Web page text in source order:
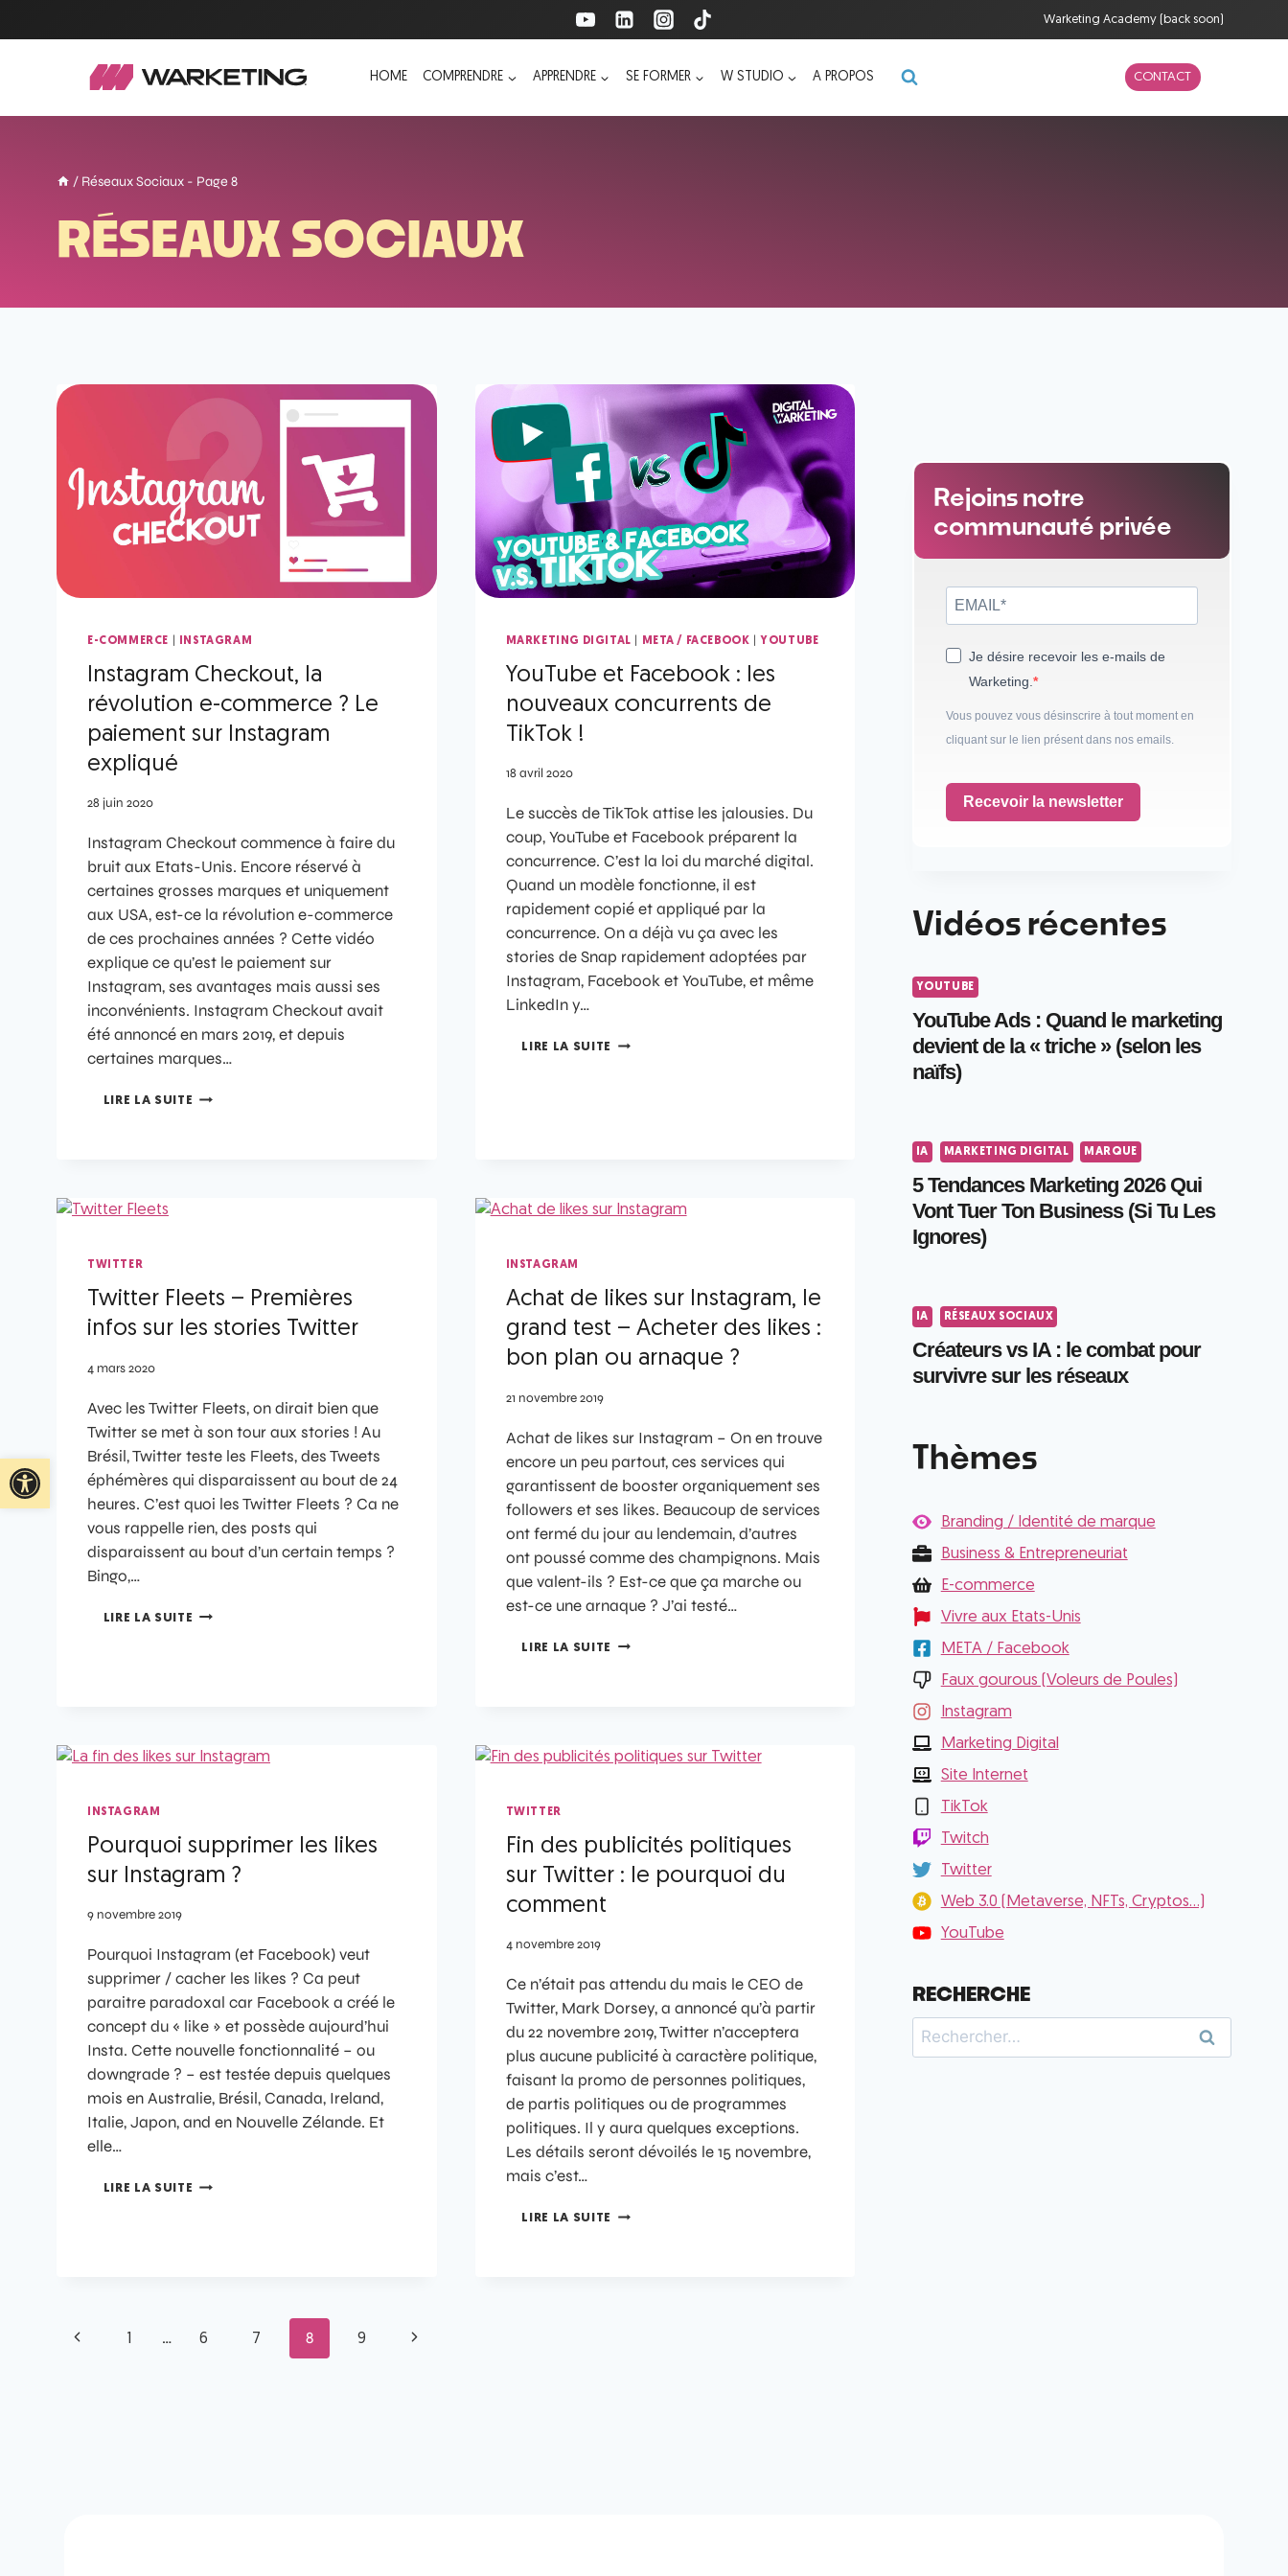
Warketing Academy (back soon)
HOME COMPRENDRE APPRENDRE SE FORMER W STUDIO A PROPOS CONTACT
/ Réseaux Sociaux - Page 8
RÉSEAUX SOCIAUX
E-COMMERCE | INSTAGRAM
Instagram Checkout, la
révolution e-commerce ? Le
paiement sur Instagram
expliqué
28 juin 2020
Instagram Checkout commence à faire du
bruit aux Etats-Unis. Encore réservé à
certaines grosses marques et uniquement
aux USA, est-ce la révolution e-commerce
de ces prochaines années ? Cette vidéo
explique ce qu’est le paiement sur
Instagram, ses avantages mais aussi ses
inconvénients. Instagram Checkout avait
été annoncé en mars 2019, et depuis
certaines marques…
LIRE LA SUITE
MARKETING DIGITAL | META / FACEBOOK |YOUTUBE
YouTube et Facebook : les
nouveaux concurrents de
TikTok !
18 avril 2020
Le succès de TikTok attise les jalousies. Du
coup, YouTube et Facebook préparent la
concurrence. C’est la loi du marché digital.
Quand un modèle fonctionne, il est
rapidement copié et appliqué par la
concurrence. On a déjà vu ça avec les
stories de Snap rapidement adoptées par
Instagram, Facebook et YouTube, et même
LinkedIn y…
LIRE LA SUITE
TWITTER
Twitter Fleets – Premières
infos sur les stories Twitter
4 mars 2020
Avec les Twitter Fleets, on dirait bien que
Twitter se met à son tour aux stories ! Au
Brésil, Twitter teste les Fleets, des Tweets
éphémères qui disparaissent au bout de 24
heures. C’est quoi les Twitter Fleets ? Ca ne
vous rappelle rien, des posts qui
disparaissent au bout d’un certain temps ?
Bingo,…
LIRE LA SUITE
INSTAGRAM
Achat de likes sur Instagram, le
grand test – Acheter des likes :
bon plan ou arnaque ?
21 novembre 2019
Achat de likes sur Instagram – On en trouve
encore un peu partout, ces services qui
garantissent de booster organiquement ses
followers et ses likes. Beaucoup de services
ont fermé du jour au lendemain, d’autres
ont poussé comme des champignons. Mais
que valent-ils ? Est-ce que ça marche ou
est-ce une arnaque ? J’ai testé…
LIRE LA SUITE
INSTAGRAM
Pourquoi supprimer les likes
sur Instagram ?
9 novembre 2019
Pourquoi Instagram (et Facebook) veut
supprimer / cacher les likes ? Ca peut
paraitre paradoxal car Facebook a créé le
concept du « like » et possède aujourd’hui
Insta. Cette nouvelle fonctionnalité – ou
downgrade ? – est testée depuis quelques
mois en Australie, Brésil, Canada, Ireland,
Italie, Japon, and en Nouvelle Zélande. Et
elle…
LIRE LA SUITE
TWITTER
Fin des publicités politiques
sur Twitter : le pourquoi du
comment
4 novembre 2019
Ce n’était pas attendu du mais le CEO de
Twitter, Mark Dorsey, a annoncé qu’à partir
du 22 novembre 2019, Twitter n’acceptera
plus aucune publicité à caractère politique,
faisant la promo de personnes politiques,
de partis politiques ou de programmes
politiques. Il y aura quelques exceptions.
Les détails seront dévoilés le 15 novembre,
mais c’est…
LIRE LA SUITE
1 … 6 7 8 9
Rejoins notre
communauté privée
Je désire recevoir les e-mails de
Warketing.
Vous pouvez vous désinscrire à tout moment en
cliquant sur le lien présent dans nos emails.
Recevoir la newsletter
Vidéos récentes
YOUTUBE
YouTube Ads : Quand le marketing
devient de la « triche » (selon les
naïfs)
IA MARKETING DIGITAL MARQUE
5 Tendances Marketing 2026 Qui
Vont Tuer Ton Business (Si Tu Les
Ignores)
IA RÉSEAUX SOCIAUX
Créateurs vs IA : le combat pour
survivre sur les réseaux
Thèmes
Branding / Identité de marque
Business & Entrepreneuriat
E-commerce
Vivre aux Etats-Unis
META / Facebook
Faux gourous (Voleurs de Poules)
Instagram
Marketing Digital
Site Internet
TikTok
Twitch
Twitter
Web 3.0 (Metaverse, NFTs, Cryptos...)
YouTube
RECHERCHE
Ouvrir la barre d’outils